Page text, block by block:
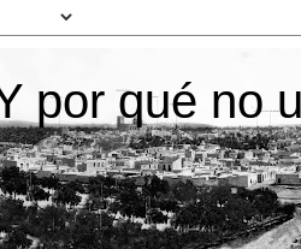
por qué no